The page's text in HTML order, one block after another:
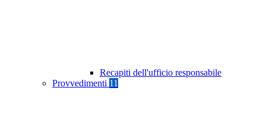
Recapiti dell'ufficio responsabile
Provvedimenti 11